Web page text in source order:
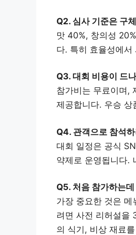
Q2. 심사 기준은 구
맛 40%, 창의성
다. 특히 효율성에
Q3. 대회 비용이 드
참가비는 무료이며,
제공합니다. 우승 상
Q4. 관객으로 참석
대회 일정은 공식
약제로 운영됩니다.
Q5. 처음 참가하는
가장 중요한 것은 메
려면 사전 리허설을
의 식기, 비상 재료